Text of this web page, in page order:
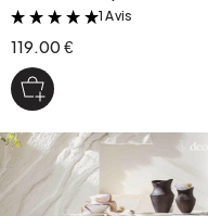
&
1 Avis
119.00 €